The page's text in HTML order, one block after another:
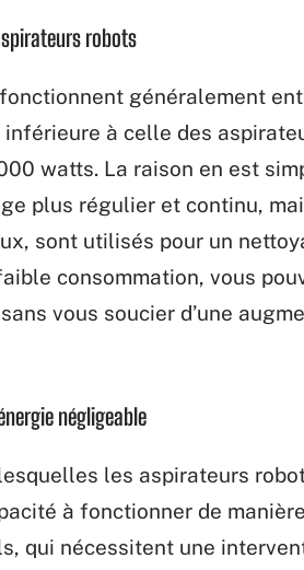
robots
généralement
inférieure à celle des
watts. La raison en est
plus régulier et continu,
sont utilisés pour un
consommation, vous
vous soucier d’une
négligeable
les aspirateurs
à fonctionner de
qui nécessitent une